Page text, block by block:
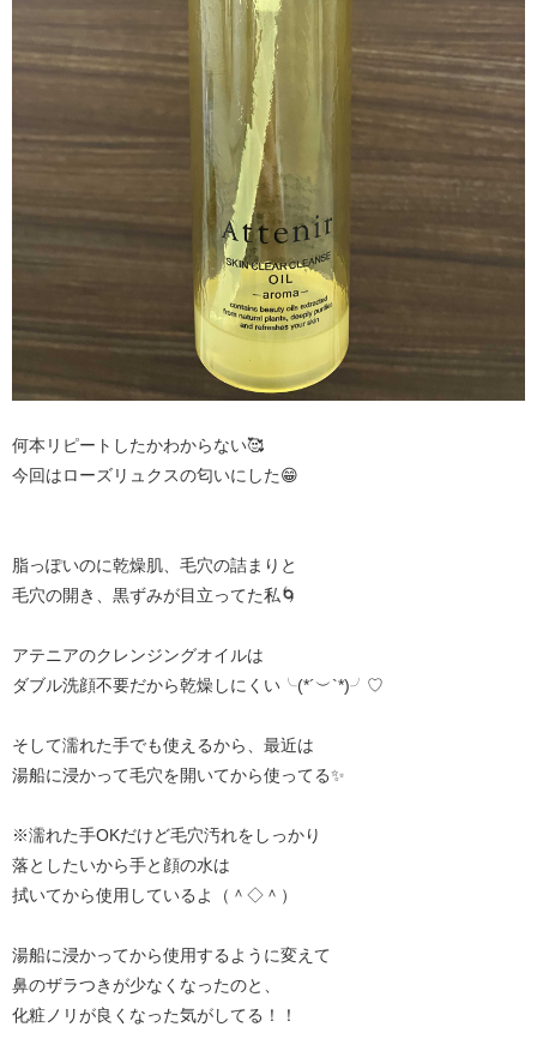
何本リピートしたかわからない🥰
今回はローズリュクスの匂いにした😁
脂っぽいのに乾燥肌、毛穴の詰まりと
毛穴の開き、黒ずみが目立ってた私🌀
アテニアのクレンジングオイルは
ダブル洗顔不要だから乾燥しにくい╰(*´︶`*)╯♡
そして濡れた手でも使えるから、最近は
湯船に浸かって毛穴を開いてから使ってる✨
※濡れた手OKだけど毛穴汚れをしっかり
落としたいから手と顔の水は
拭いてから使用しているよ（＾◇＾）
湯船に浸かってから使用するように変えて
鼻のザラつきが少なくなったのと、
化粧ノリが良くなった気がしてる！！